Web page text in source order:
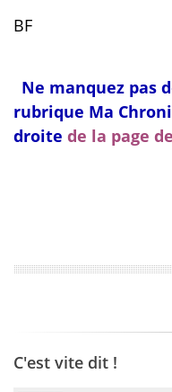
BF
Ne manquez pas
rubrique Ma
droite de la page
C'est vite dit !